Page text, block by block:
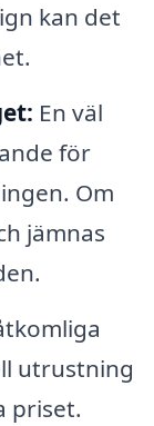
kan det
En väl
för
Om
jämnas
utrustning
priset.